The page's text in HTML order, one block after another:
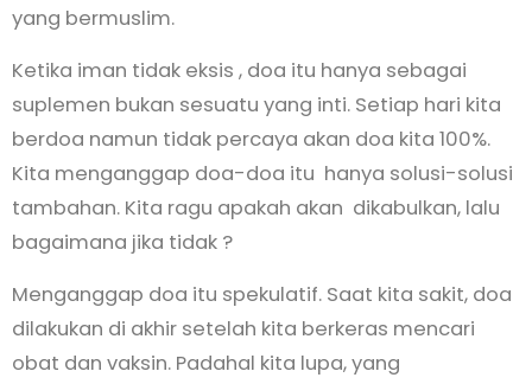
yang bermuslim.
Ketika iman tidak eksis , doa itu hanya sebagai
suplemen bukan sesuatu yang inti. Setiap hari kita
berdoa namun tidak percaya akan doa kita 100%.
Kita menganggap doa-doa itu hanya solusi-solusi
tambahan. Kita ragu apakah akan dikabulkan, lalu
bagaimana jika tidak ?
Menganggap doa itu spekulatif. Saat kita sakit, doa
dilakukan di akhir setelah kita berkeras mencari
obat dan vaksin. Padahal kita lupa, yang